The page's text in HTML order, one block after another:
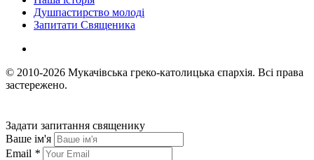
Душпастирство молоді
Запитати Священика
© 2010-2026 Мукачівська греко-католицька єпархія. Всі права
застережено.
Задати запитання священику
Ваше ім'я
Email *